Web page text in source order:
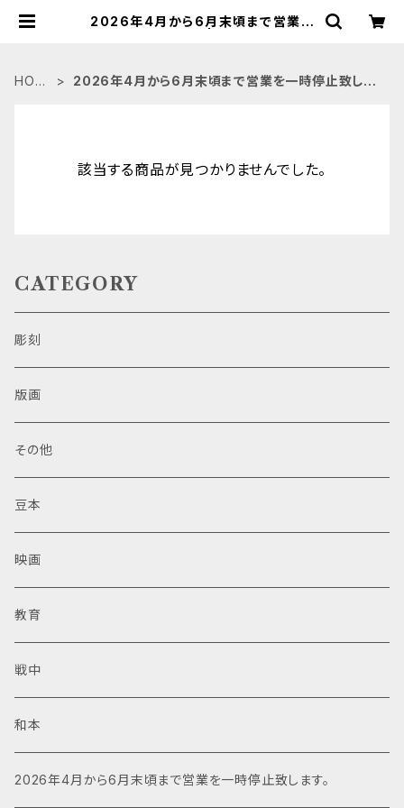
2026年4月から6月末頃まで営業を
HOM
2026年4月から6月末頃まで営業を一時停止致しま
該当する商品が見つかりませんでした。
CATEGORY
彫刻
版画
その他
豆本
映画
教育
戦中
和本
2026年4月から6月末頃まで営業を一時停止致します。